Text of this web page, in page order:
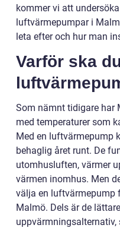
kommer vi att
luftvärmepumpar i
leta efter och hur man
Varför ska
Som nämnt tidigare har
med temperaturer som
Med en luftvärmepump
behaglig året runt. De
utomhusluften, värmer
värmen inomhus. Men
välja en luftvärmepump
Malmö. Dels är de